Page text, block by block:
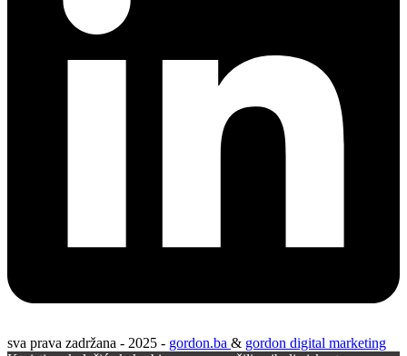
sva prava zadržana - 2025 - gordon.ba & gordon digital marketing